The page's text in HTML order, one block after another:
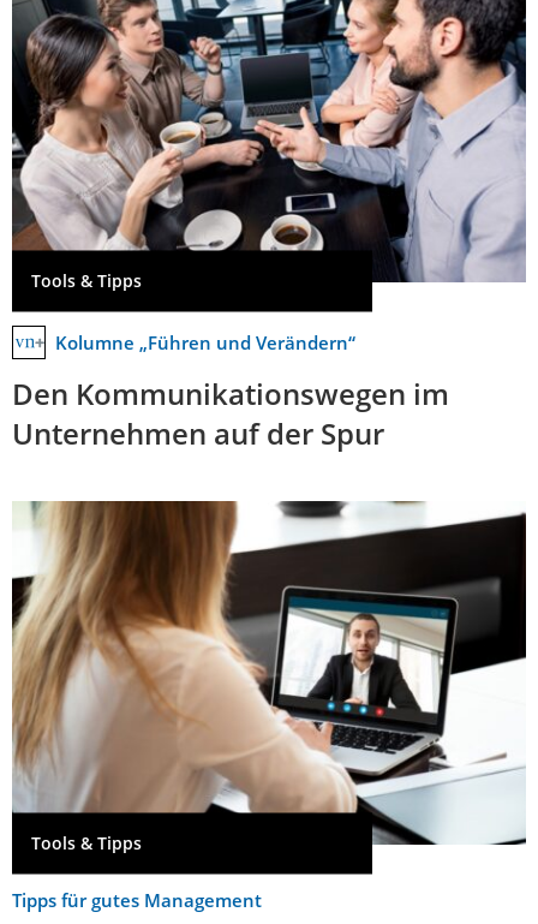
Tools & Tipps
Kolumne „Führen und Verändern“
Den Kommunikationswegen im
Unternehmen auf der Spur
Tools & Tipps
Tipps für gutes Management